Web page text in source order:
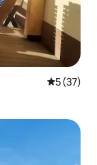
5 (37)